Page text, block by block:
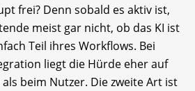
frei? Denn sobald es aktiv ist,
meist gar nicht, ob das KI ist
Teil ihres Workflows. Bei
liegt die Hürde eher auf
beim Nutzer. Die zweite Art ist